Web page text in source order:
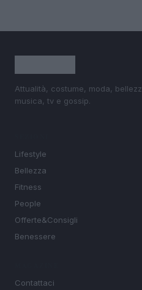
Attualità, costume, moda,
musica, tv e gossip.
Lifestyle
Bellezza
Fitness
People
Offerte&Consigli
Benessere
Contattaci